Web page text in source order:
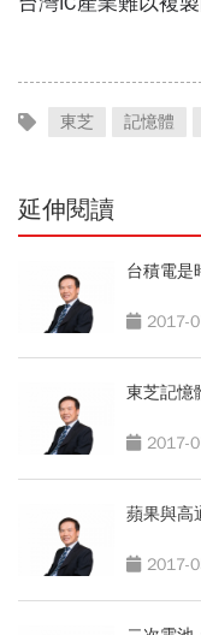
東芝 記憶體
延伸閱讀
台積電是
2017-
東芝記憶
2017-
蘋果與高
2017-